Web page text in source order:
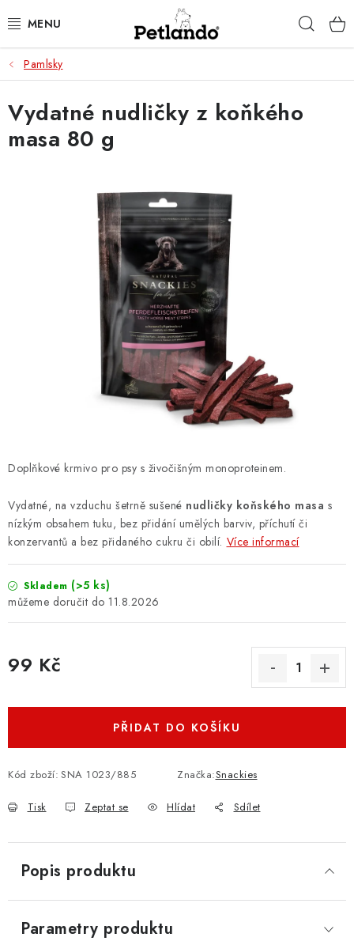
na
PRO PSY
PRO KOČKY
PRO PÁNÍČKY
ZACHRAŇ PRODUKT
O nás Kontakty
Hodnocení obchodu
Jak vyměnit či vrátit zboží
Podmínky ochrany osobních údajů
Obchodní podmínky
Doprava a platba Moje objednávka
Pamlsky
Doplňkové krmivo pro psy s živočišným monoproteinem.
Vydatné, na vzduchu šetrně sušené nudličky koňského masa s
nízkým obsahem tuku, bez přidání umělých barviv, příchutí či
konzervantů a bez přidaného cukru či obilí. Více informací
Skladem (>5 ks)
11.8.2026
99 Kč
PŘIDAT DO KOŠÍKU
Kód zboží: SNA 1023/885 Značka:Snackies
Tisk Zeptat se Hlídat Sdílet
Vydatné nudličky z koňkého
masa 80 g
Popis produktu
Parametry produktu